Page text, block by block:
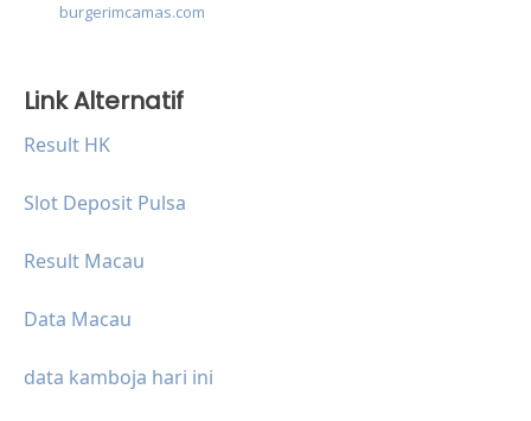
burgerimcamas.com
Link Alternatif
Result HK
Slot Deposit Pulsa
Result Macau
Data Macau
data kamboja hari ini